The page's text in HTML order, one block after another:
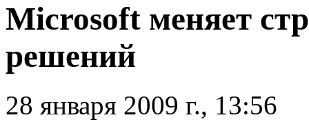
Microsoft меняет
решений
28 января 2009 г., 13:56